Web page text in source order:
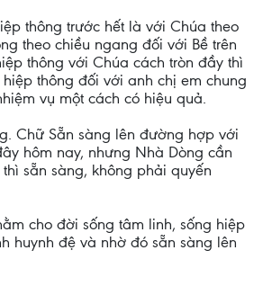
thông trước hết là với Chúa theo
theo chiều ngang đối với Bề trên
thông với Chúa cách tròn đầy thì
thông đối với anh chị em chung
vụ một cách có hiệu quả.
Chữ Sẵn sàng lên đường hợp với
hôm nay, nhưng Nhà Dòng cần
sẵn sàng, không phải quyến
cho đời sống tâm linh, sống hiệp
huynh đệ và nhờ đó sẵn sàng lên